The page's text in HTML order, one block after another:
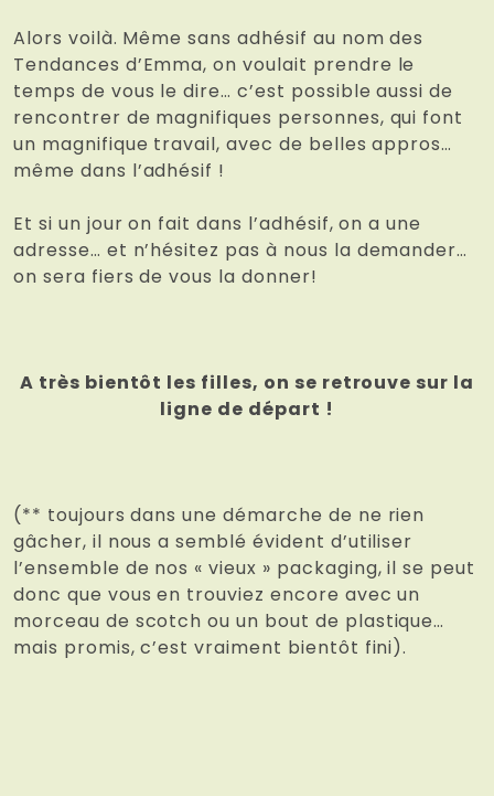
Alors voilà. Même sans adhésif au nom des
Tendances d’Emma, on voulait prendre le
temps de vous le dire… c’est possible aussi de
rencontrer de magnifiques personnes, qui font
un magnifique travail, avec de belles appros…
même dans l’adhésif !
Et si un jour on fait dans l’adhésif, on a une
adresse… et n’hésitez pas à nous la demander…
on sera fiers de vous la donner!
A très bientôt les filles, on se retrouve sur la
ligne de départ !
(** toujours dans une démarche de ne rien
gâcher, il nous a semblé évident d’utiliser
l’ensemble de nos « vieux » packaging, il se peut
donc que vous en trouviez encore avec un
morceau de scotch ou un bout de plastique…
mais promis, c’est vraiment bientôt fini).